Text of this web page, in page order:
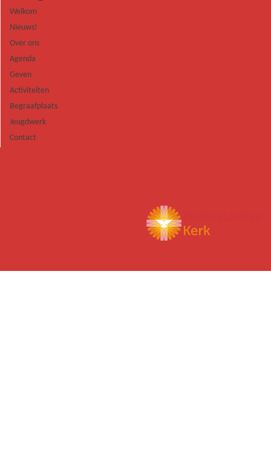
Welkom
Nieuws!
Over ons
Agenda
Geven
Activiteiten
Begraafplaats
Jeugdwerk
Contact